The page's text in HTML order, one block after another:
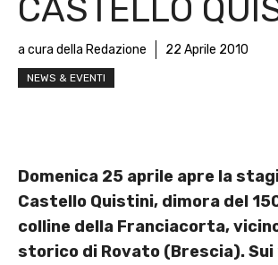
CASTELLO
a cura della Redazione 22 Aprile 2010
NEWS & EVENTI
Domenica 25 aprile apre la
Castello Quistini, dimora del
colline della Franciacorta,
storico di Rovato (Brescia).